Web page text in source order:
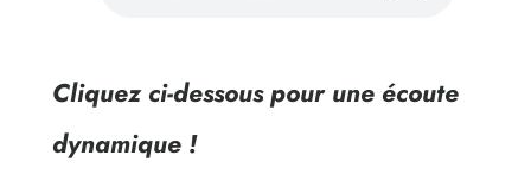
Cliquez ci-dessous pour une écoute
dynamique !